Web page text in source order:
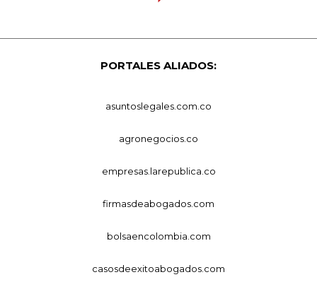
PORTALES ALIADOS:
asuntoslegales.com.co
agronegocios.co
empresas.larepublica.co
firmasdeabogados.com
bolsaencolombia.com
casosdeexitoabogados.com